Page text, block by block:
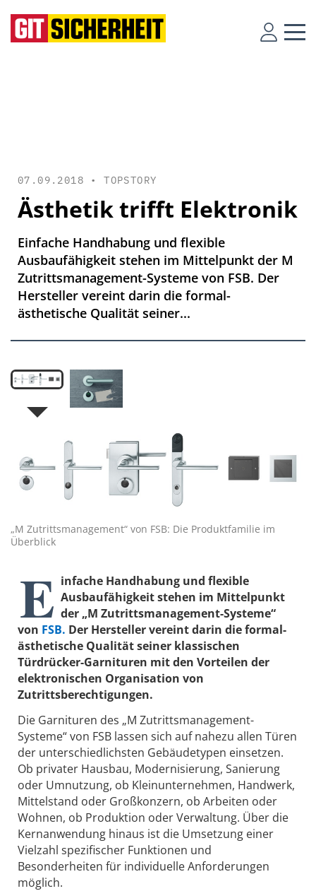
07.09.2018 •TOPSTORY
Ästhetik trifft Elektronik
Einfache Handhabung und flexible
Ausbaufähigkeit stehen im Mittelpunkt der M
Zutrittsmanagement-Systeme von FSB. Der
Hersteller vereint darin die formal-
ästhetische Qualität seiner...
„M Zutrittsmanagement“ von FSB: Die Produktfamilie im
Überblick
E infache Handhabung und flexible
Ausbaufähigkeit stehen im Mittelpunkt
der „M Zutrittsmanagement-Systeme“
von FSB. Der Hersteller vereint darin die formal-
ästhetische Qualität seiner klassischen
Türdrücker-Garnituren mit den Vorteilen der
elektronischen Organisation von
Zutrittsberechtigungen.
Die Garnituren des „M Zutrittsmanagement-
Systeme“ von FSB lassen sich auf nahezu allen Türen
der unterschiedlichsten Gebäudetypen einsetzen.
Ob privater Hausbau, Modernisierung, Sanierung
oder Umnutzung, ob Kleinunternehmen, Handwerk,
Mittelstand oder Großkonzern, ob Arbeiten oder
Wohnen, ob Produktion oder Verwaltung. Über die
Kernanwendung hinaus ist die Umsetzung einer
Vielzahl spezifischer Funktionen und
Besonderheiten für individuelle Anforderungen
möglich.